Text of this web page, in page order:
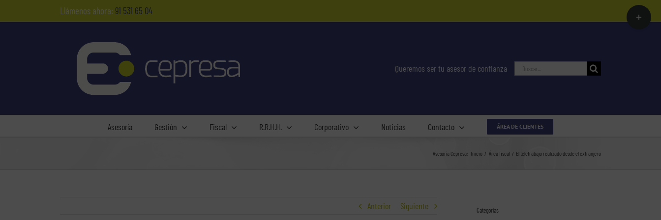
Llámenos ahora: 91 531 65 04
Queremos ser tu asesor de confianza Buscar:
Asesoría Gestión Fiscal R.R.H.H. Corporativo Noticias Contacto ÁREA DE CLIENTES
Asesoría Cepresa: Inicio Área fiscal El teletrabajo realizado desde el extranjero
Anterior Siguiente Categorías
Toggle
Sliding